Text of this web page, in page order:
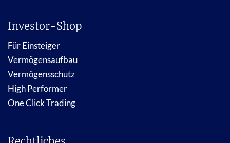
Investor-Shop
Für Einsteiger
Vermögensaufbau
Vermögensschutz
High Performer
One Click Trading